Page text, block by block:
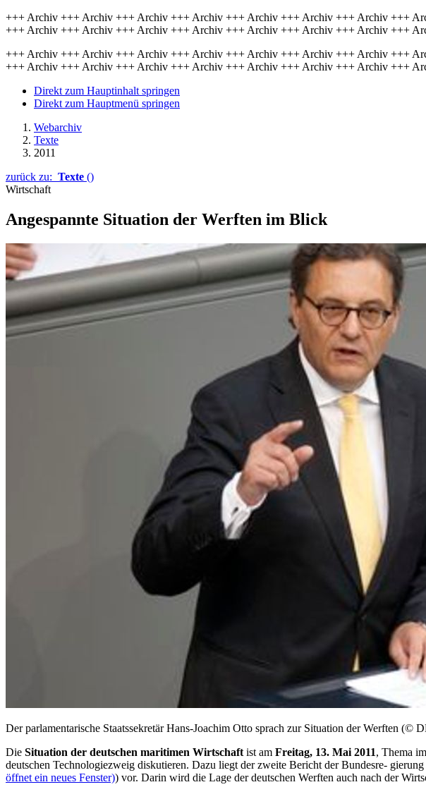
+++ Archiv +++ Archiv +++ Archiv +++ Archiv +++ Archiv +++ Archiv +++ Archiv +++
+++ Archiv +++ Archiv +++ Archiv +++ Archiv +++ Archiv +++ Archiv +++ Archiv +++
+++ Archiv +++ Archiv +++ Archiv +++ Archiv +++ Archiv +++ Archiv +++ Archiv +++
+++ Archiv +++ Archiv +++ Archiv +++ Archiv +++ Archiv +++ Archiv +++ Archiv +++
Direkt zum Hauptinhalt springen
Direkt zum Hauptmenü springen
Webarchiv
Texte
2011
zurück zu: Texte ()
Wirtschaft
Angespannte Situation der Werften im Blick
Der parlamentarische Staatssekretär Hans-Joachim Otto sprach zur Situation der Werften (©
Die Situation der deutschen maritimen Wirtschaft ist am Freitag, 13. Mai 2011, Thema
deutschen Technologiezweig diskutieren. Dazu liegt der zweite Bericht der Bundesre-
öffnet ein neues Fenster)) vor. Darin wird die Lage der deutschen Werften auch nach der